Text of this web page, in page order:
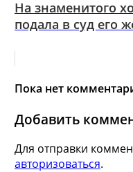
На знаменитого
подала в суд его
Пока нет
Добавить
Для отправки
авторизоваться.